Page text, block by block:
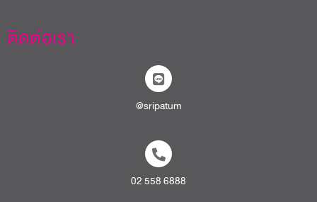
ติดต่อเรา
@sripatum
02 558 6888